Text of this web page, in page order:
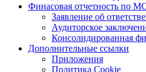
Финасовая отчетность по
Заявление об
Аудиторское
Консолидированная
Дополнительные ссылки
Приложения
Политика Cookie